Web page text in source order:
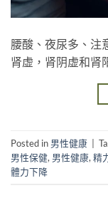
腰酸、夜尿多、注
肾虚，肾阴虚和肾
Posted in 男性健康
男性保健, 男性健康, 精
體力下降